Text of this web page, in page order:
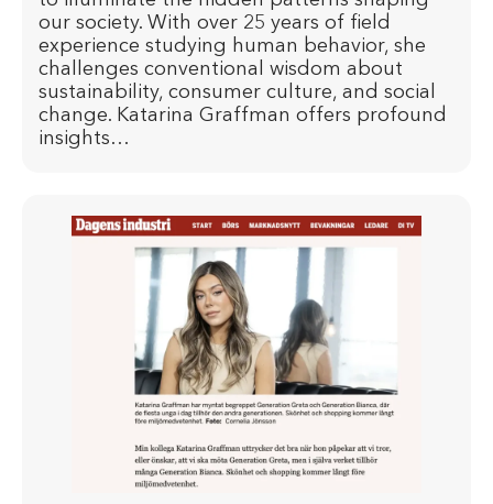
our society. With over 25 years of field
experience studying human behavior, she
challenges conventional wisdom about
sustainability, consumer culture, and social
change. Katarina Graffman offers profound
insights…